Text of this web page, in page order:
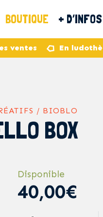
BOUTIQUE + D’INFOS
ventes En
/ BIOBLO
BOX
Disponible
40,00€